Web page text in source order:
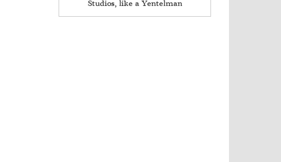
Studios, like a Yentelman